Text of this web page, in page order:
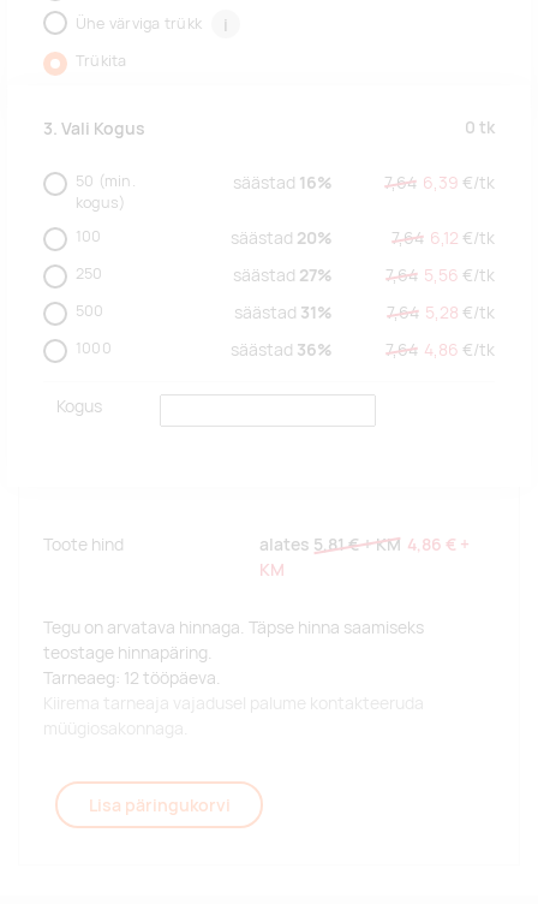
Ühe värviga trükk
i
Trükita
3. Vali Kogus 0 tk
50 (min.
kogus)
säästad 16% 7,64 6,39 €/tk
100 säästad 20% 7,64 6,12 €/tk
250 säästad 27% 7,64 5,56 €/tk
500 säästad 31% 7,64 5,28 €/tk
1000 säästad 36% 7,64 4,86 €/tk
Kogus
Toote hind alates 5,81 €+ KM 4,86 € +
KM
Tegu on arvatava hinnaga. Täpse hinna saamiseks
teostage hinnapäring.
Tarneaeg: 12 tööpäeva.
Kiirema tarneaja vajadusel palume kontakteeruda
müügiosakonnaga.
Lisa päringukorvi